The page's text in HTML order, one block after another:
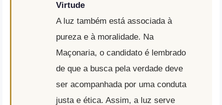
Virtude
A luz também está associada à
pureza e à moralidade. Na
Maçonaria, o candidato é lembrado
de que a busca pela verdade deve
ser acompanhada por uma conduta
justa e ética. Assim, a luz serve